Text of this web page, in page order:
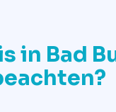
in Bad